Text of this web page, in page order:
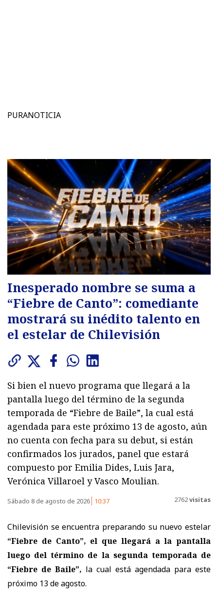
PURANOTICIA
Inesperado nombre se suma a
“Fiebre de Canto”: comediante
mostrará su inédito talento en
el estelar de Chilevisión
Si bien el nuevo programa que llegará a la
pantalla luego del término de la segunda
temporada de “Fiebre de Baile”, la cual está
agendada para este próximo 13 de agosto, aún
no cuenta con fecha para su debut, si están
confirmados los jurados, panel que estará
compuesto por Emilia Dides, Luis Jara,
Verónica Villaroel y Vasco Moulian.
Sábado 8 de agosto de 2026 10:37 2762visitas
Chilevisión se encuentra preparando su nuevo estelar
“Fiebre de Canto”, el que llegará a la pantalla
luego del término de la segunda temporada de
“Fiebre de Baile”, la cual está agendada para este
próximo 13 de agosto.